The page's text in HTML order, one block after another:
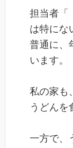
担当者「
は特にな
普通に、
います。
私の家も
うどんを
一方で、